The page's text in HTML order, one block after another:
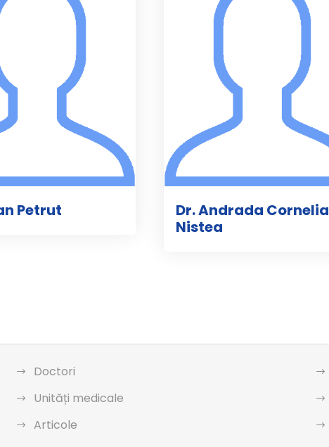
Petrut
Dr. Andrada Cornelia
Nistea
Doctori
Unități medicale
Articole